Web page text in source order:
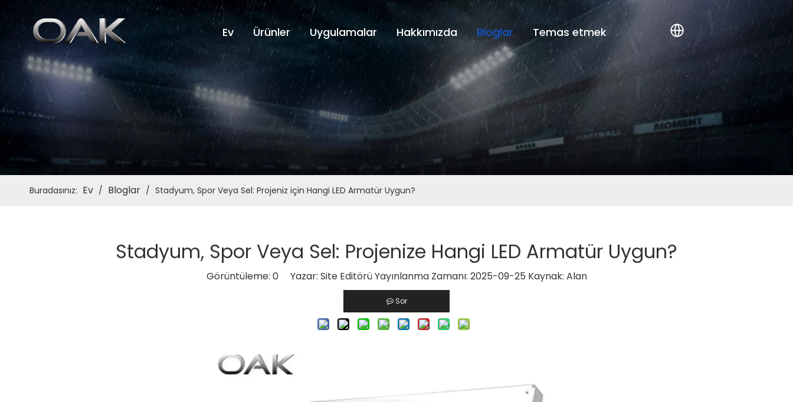
Ev Ürünler Uygulamalar Hakkımızda Bloglar Temas etmek
Buradasınız: Ev / Bloglar / Stadyum, Spor Veya Sel: Projeniz için Hangi LED Armatür Uygun?
Stadyum, Spor Veya Sel: Projenize Hangi LED Armatür Uygun?
Görüntüleme: 0Yazar: Site Editörü Yayınlanma Zamanı: 2025-09-25 Kaynak: Alan
Sor